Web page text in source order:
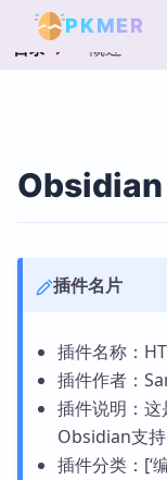
PKMER
目录 概述
Obsidian
插件名片
插件名称：
插件作者：
插件说明：
Obsidian支持
插件分类：[‘